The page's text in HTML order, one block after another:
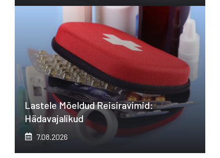
Lastele Mõeldud Reisiravimid:
Hädavajalikud
7.08.2026